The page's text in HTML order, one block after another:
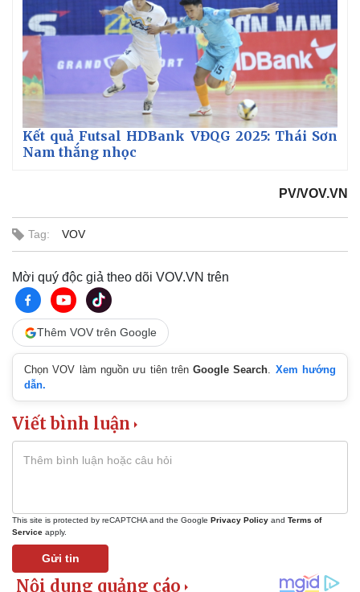
Kết quả Futsal HDBank VĐQG 2025: Thái Sơn
Nam thắng nhọc
PV/VOV.VN
Tag: VOV
Mời quý độc giả theo dõi VOV.VN trên
Thêm VOV trên Google
Chọn VOV làm nguồn ưu tiên trênGoogle Search. Xem hướng
dẫn.
Viết bình luận
This site is protected by reCAPTCHA and the Google Privacy Policy and Terms of
Service apply.
Gửi tin